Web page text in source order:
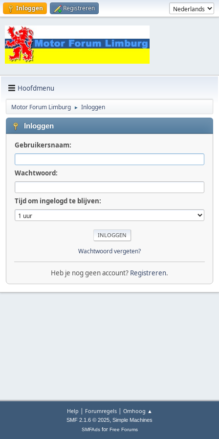
Inloggen Registreren
Hoofdmenu
Motor Forum Limburg ► Inloggen
Inloggen
Gebruikersnaam:
Wachtwoord:
Tijd om ingelogd te blijven:
Wachtwoord vergeten?
Heb je nog geen account? Registreren.
Help | Forumregels| Omhoog ▲
SMF 2.1.6 © 2025, Simple Machines
SMFAdsfor Free Forums